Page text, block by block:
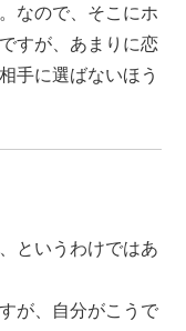
なので、そこにホ
すが、あまりに恋
手に選ばないほう
というわけではあ
が、自分がこうで